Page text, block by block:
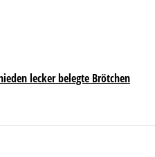
lecker belegte Brötchen